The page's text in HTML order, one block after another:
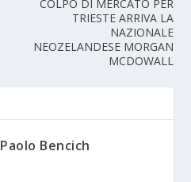
COLPO DI MERCATO PER
TRIESTE ARRIVA LA
NAZIONALE
NEOZELANDESE MORGAN
MCDOWALL
Paolo Bencich